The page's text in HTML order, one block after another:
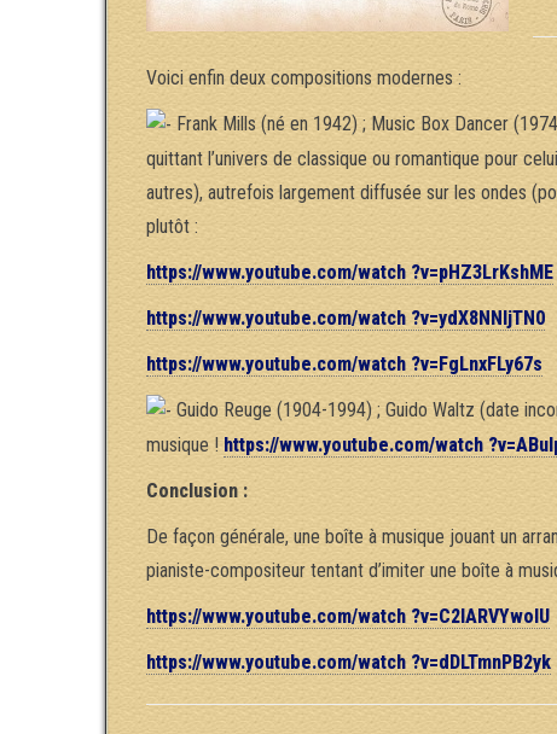
Voici enfin deux compositions modernes :
Frank Mills (né en 1942) ; Music Box Dancer
quittant l’univers de classique ou romantique pour
autres), autrefois largement diffusée sur les ondes
plutôt :
https://www.youtube.com/watch ?v=pHZ3LrKshME
https://www.youtube.com/watch ?v=ydX8NNIjTN0
https://www.youtube.com/watch ?v=FgLnxFLy67s
Guido Reuge (1904-1994) ; Guido Waltz (date
musique ! https://www.youtube.com/watch
Conclusion :
De façon générale, une boîte à musique jouant un
pianiste-compositeur tentant d’imiter une boîte à
https://www.youtube.com/watch ?v=C2lARVYwolU
https://www.youtube.com/watch ?v=dDLTmnPB2yk